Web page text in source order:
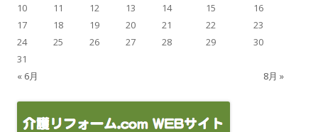
« 6月 8月 »
10
11 12 13 14 15
16
17
18 19 20 21 22
23
24
25 26 27 28 29
30
31